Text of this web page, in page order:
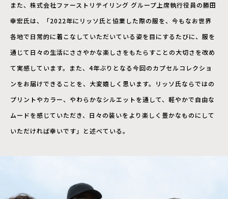
また、株式会社ファーストリテイリング グループ上席執行役員の勝田
幸宏氏は、「2022年にリッソ氏と協業した際の服を、今もなお世界
各地で日常的に着こなしていただいている姿を目にするたびに、服を
通じて日々の生活にささやかな楽しさをもたらすことの大切さを改め
て実感しています。また、4年ぶりとなる今回のカプセルコレクショ
ンをお届けできることを、大変嬉しく思います。リッソ氏ならではの
プリントやカラー、やわらかなシルエットを通して、軽やかで自由な
ムードを感じていただき、日々の装いをより楽しく豊かなものにして
いただければ幸いです」と述べている。